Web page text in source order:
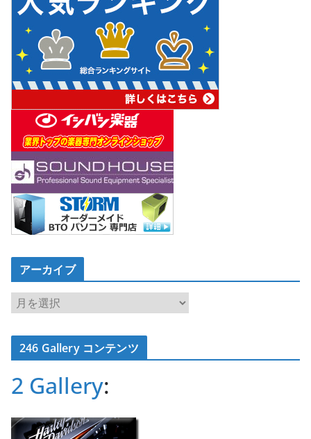
アーカイブ
ア
ー
カ
イ246 Gallery コンテンツ
2 Gallery: